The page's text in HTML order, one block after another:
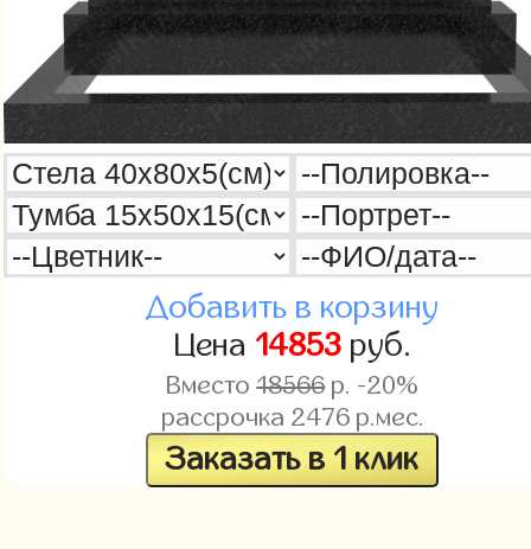
Добавить в корзину
Цена 14853руб.
Вместо18566р. -20%
рассрочка 2476р.мес.
Заказать в 1 клик